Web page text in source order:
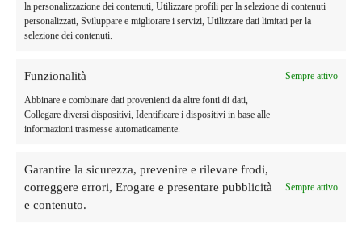
la personalizzazione dei contenuti, Utilizzare profili per la selezione di contenuti
personalizzati, Sviluppare e migliorare i servizi, Utilizzare dati limitati per la
selezione dei contenuti.
Funzionalità Sempre attivo
Abbinare e combinare dati provenienti da altre fonti di dati,
Collegare diversi dispositivi, Identificare i dispositivi in base alle
informazioni trasmesse automaticamente.
Garantire la sicurezza, prevenire e rilevare frodi,
correggere errori, Erogare e presentare pubblicità
e contenuto.
Sempre attivo
PASTA
Specialita di Farro: Spaghetti alla
chitarra
PASTA
Specialita di Farro: Caserecce